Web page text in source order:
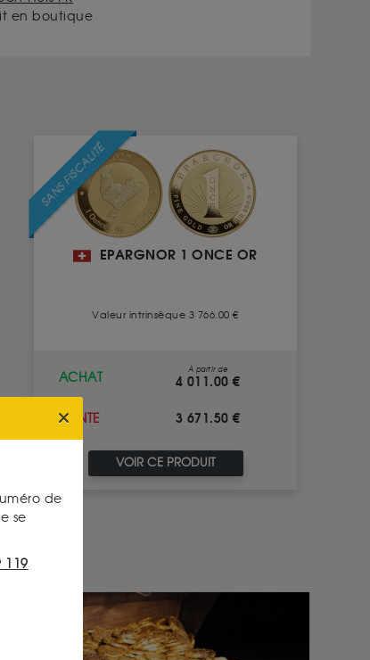
en boutique
SANS FISCALITÉ
EPARGNOR 1 ONCE OR
Valeur intrinsèque 3 766.00 €
ACHAT
À partir de
4 011.00 €
VENTE 3 671.50 €
VOIR CE PRODUIT
de
se
119